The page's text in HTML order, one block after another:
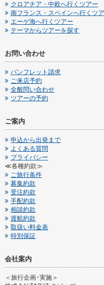
クロアチア・中欧へ行くツアー
南フランス・スペインへ行くツ
エーゲ海へ行くツアー
テーマからツアーを探す
お問い合わせ
パンフレット請求
ご来店予約
全般問い合わせ
ツアーの予約
ご案内
申込から出発まで
よくある質問
プライバシー
≪各種約款≫
ご旅行条件
募集約款
受注約款
手配約款
相談約款
渡航約款
取扱い料金表
特別保証
会社案内
＜旅行企画･実施＞